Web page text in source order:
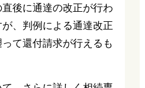
後に通達の改正が行わ
、判例による通達改正
て還付請求が行えるも